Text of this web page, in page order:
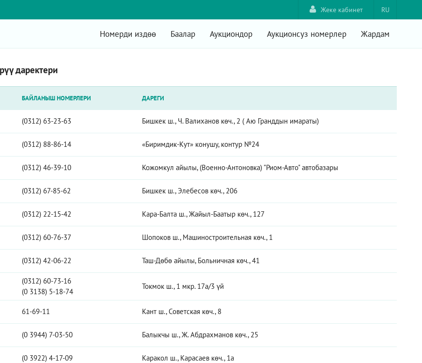
RU
Жеке кабинет
Номерди издөө Баалар Аукциондор Аукционсуз номерлер Жардам
даректери
БАЙЛАНЫШ НОМЕРЛЕРИ ДАРЕГИ
(0312) 63-23-63 Бишкек ш., Ч. Валиханов көч., 2 ( Аю Гранддын имараты)
(0312) 88-86-14 «Биримдик-Кут» конушу, контур №24
(0312) 46-39-10 Кожомкул айылы, (Военно-Антоновка) "Риом-Авто" автобазары
(0312) 67-85-62 Бишкек ш., Элебесов көч., 206
(0312) 22-15-42 Кара-Балта ш., Жайыл-Баатыр көч., 127
(0312) 60-76-37 Шопоков ш., Машиностроительная көч., 1
(0312) 42-06-22 Таш-Дөбө айылы, Больничная көч., 41
(0312) 60-73-16
(0 3138) 5-18-74
Токмок ш., 1 мкр. 17а/3 үй
61-69-11 Кант ш., Советская көч., 8
(0 3944) 7-03-50 Балыкчы ш., Ж. Абдрахманов көч., 25
(0 3922) 4-17-09 Каракол ш., Карасаев көч., 1а